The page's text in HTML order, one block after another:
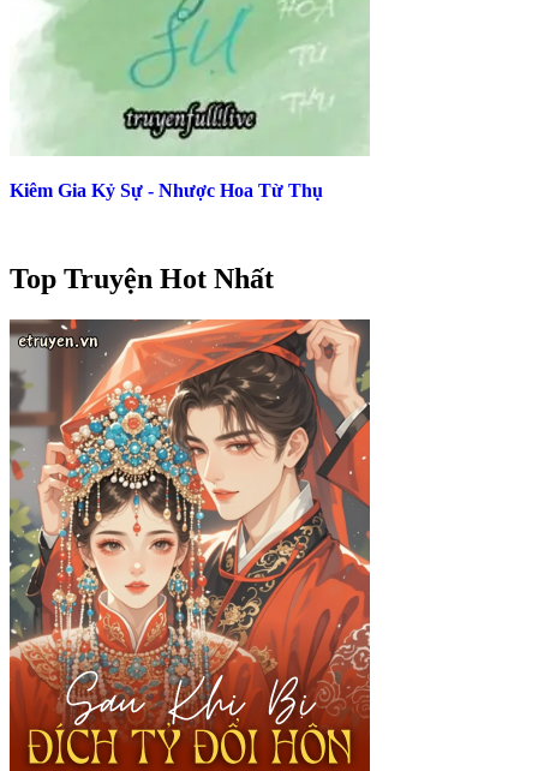
Kiêm Gia Kỷ Sự - Nhược Hoa Từ Thụ
Top Truyện Hot Nhất